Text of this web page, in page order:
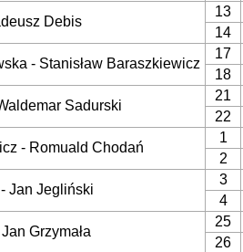
Debis
13
14
- Stanisław Baraszkiewicz
17
18
Sadurski
21
22
- Romuald Chodań
1
2
Jan Jegliński
3
4
Grzymała
25
26